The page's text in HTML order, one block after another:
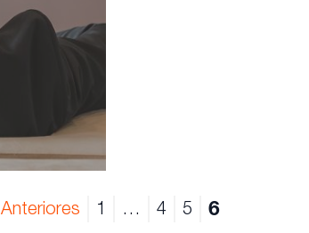
Anteriores 1 … 4 5 6